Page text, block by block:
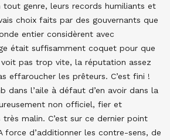
tout genre, leurs records humiliants et
choix faits par des gouvernants que
entier considèrent avec
était suffisamment coquet pour que
pas trop vite, la réputation assez
effaroucher les prêteurs. C’est fini !
dans l’aile à défaut d’en avoir dans la
non officiel, fier et
très malin. C’est sur ce dernier point
force d’additionner les contre-sens, de